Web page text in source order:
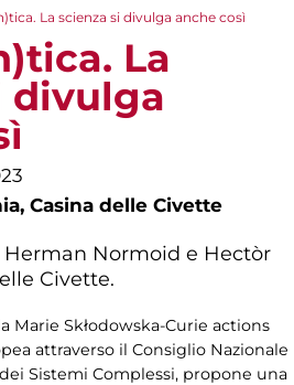
La scienza si divulga anche così
La
divulga
Casina delle Civette
Normoid e Hectòr
Civette.
Marie Skłodowska-Curie actions
attraverso il Consiglio Nazionale
Sistemi Complessi, propone una